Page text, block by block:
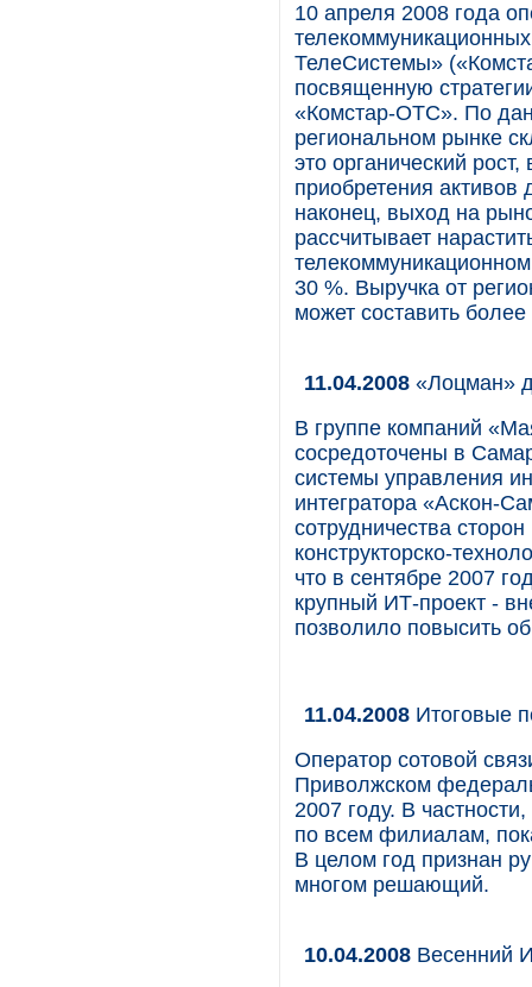
10 апреля 2008 года
ТелеСистемы»
посвященную
«Комстар-ОТС». По
региональном рынке
это органический
приобретения активов
наконец, выход на
рассчитывает
30 %. Выручка от
может составить
11.04.2008 «Лоцман»
В группе компаний
сосредоточены в
системы управления
интегратора «Аскон-
сотрудничества
конструкторско-
что в сентябре 2007
крупный ИТ-проект -
позволило повысить
11.04.2008 Итоговые
Оператор сотовой
Приволжском
2007 году. В
по всем филиалам,
В целом год признан
многом решающий.
10.04.2008 Весенний